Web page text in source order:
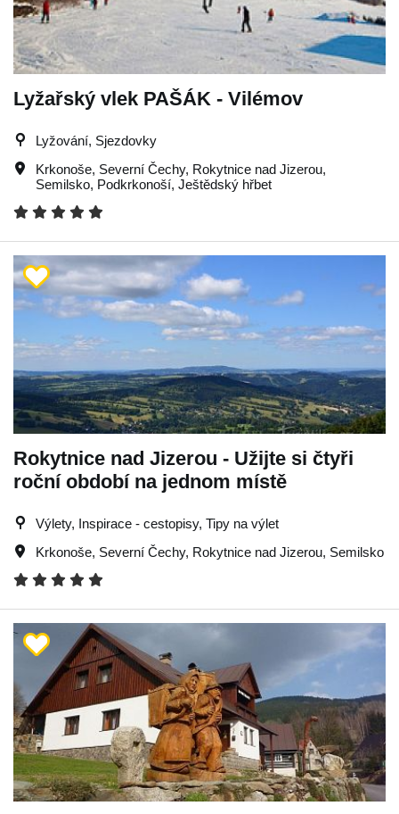
Lyžařský vlek PAŠÁK - Vilémov
Lyžování, Sjezdovky
Krkonoše, Severní Čechy, Rokytnice nad Jizerou,
Semilsko, Podkrkonoší, Ještědský hřbet
Rokytnice nad Jizerou - Užijte si čtyři
roční období na jednom místě
Výlety, Inspirace - cestopisy, Tipy na výlet
Krkonoše, Severní Čechy, Rokytnice nad Jizerou, Semilsko